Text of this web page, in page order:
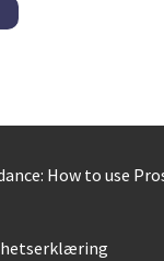
How to use